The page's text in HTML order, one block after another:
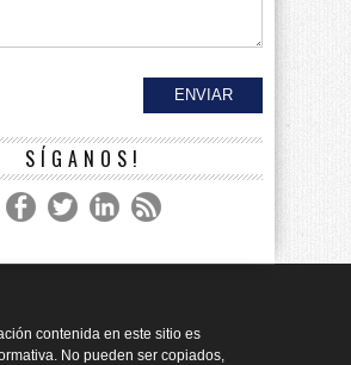
SÍGANOS!
contenida en este sitio es
No pueden ser copiados,